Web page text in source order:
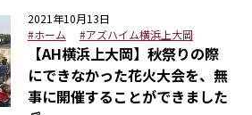
2021年10月13日
#ホーム
#アズハイム横浜上大岡
【AH横浜上大岡】秋祭りの際
にできなかった花火大会を、無
事に開催することができました